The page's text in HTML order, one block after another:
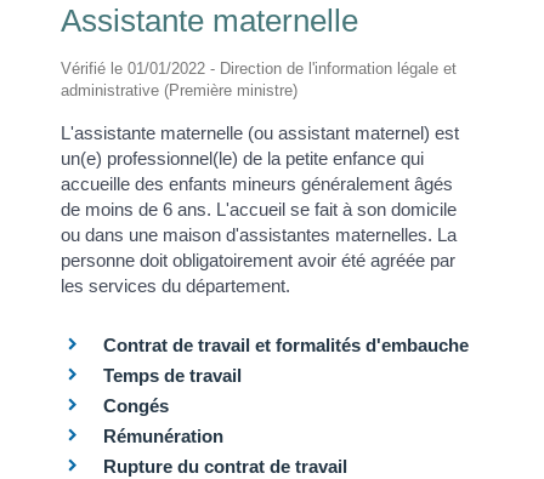
Assistante maternelle
Vérifié le 01/01/2022 - Direction de l'information légale et
administrative (Première ministre)
L'assistante maternelle (ou assistant maternel) est
un(e) professionnel(le) de la petite enfance qui
accueille des enfants mineurs généralement âgés
de moins de 6 ans. L'accueil se fait à son domicile
ou dans une maison d'assistantes maternelles. La
personne doit obligatoirement avoir été agréée par
les services du département.
Contrat de travail et formalités d'embauche
Temps de travail
Congés
Rémunération
Rupture du contrat de travail